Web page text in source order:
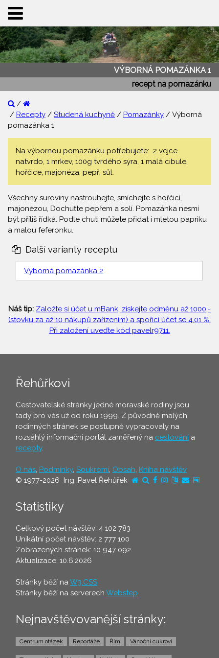
VÝBORNÁ POMAZÁNKA 1
recept na pomazánku
/
/ Recepty / Studená kuchyně / Pomazánky / Výborná
pomazánka 1
Na výbornou pomazánku potřebujete: 2 vejce
natvrdo, 1 mrkev, 100g tvrdého sýra, 1 malá cibule,
hořčice, majonéza, pepř, sůl.
Všechny suroviny nastrouhejte, smíchejte s hořčicí,
majonézou, Dochuťte pepřem a solí. Pomazánka nesmí
být příliš řídká. Podle chuti můžete přidat i mletou papriku
a malou feferonku.
Další varianty receptu
Výborná pomazánka 2
Náš tip: Založte si účet u mBank, získejte odměnu až 1000,-
(stovku za až 10 nákupů zařízením) a spořící účet se 4,01 %.
Při založení uveďte kód pavelr9711.
Řehůřkovi
Cestovatelské stránky jedné moravské rodiny jsou
tady pro vás už od roku 1999. Z původně malých
rodinných stránek se postupně vypracovaly na
rozsáhlý informační portál zaměřený na cestování a
recepty.
O nás, Podmínky, Soukromí, Obsah, Kniha návštěv
© 1977-2026 Ing. Pavel Řehůřek
Statistiky
Celkový počet návštěv: 4 102 783
Unikátní počet návštěv: 2 777 100
Zobrazených stránek: 10 947 092
Aktualizace: 10.6.2026
Stránky běží naW3.CSS
Stránky běží na serverech Webstep
Nejnavštěvovanější stránky:
Centrum otázek Reportáže Řím Vánoční cukroví